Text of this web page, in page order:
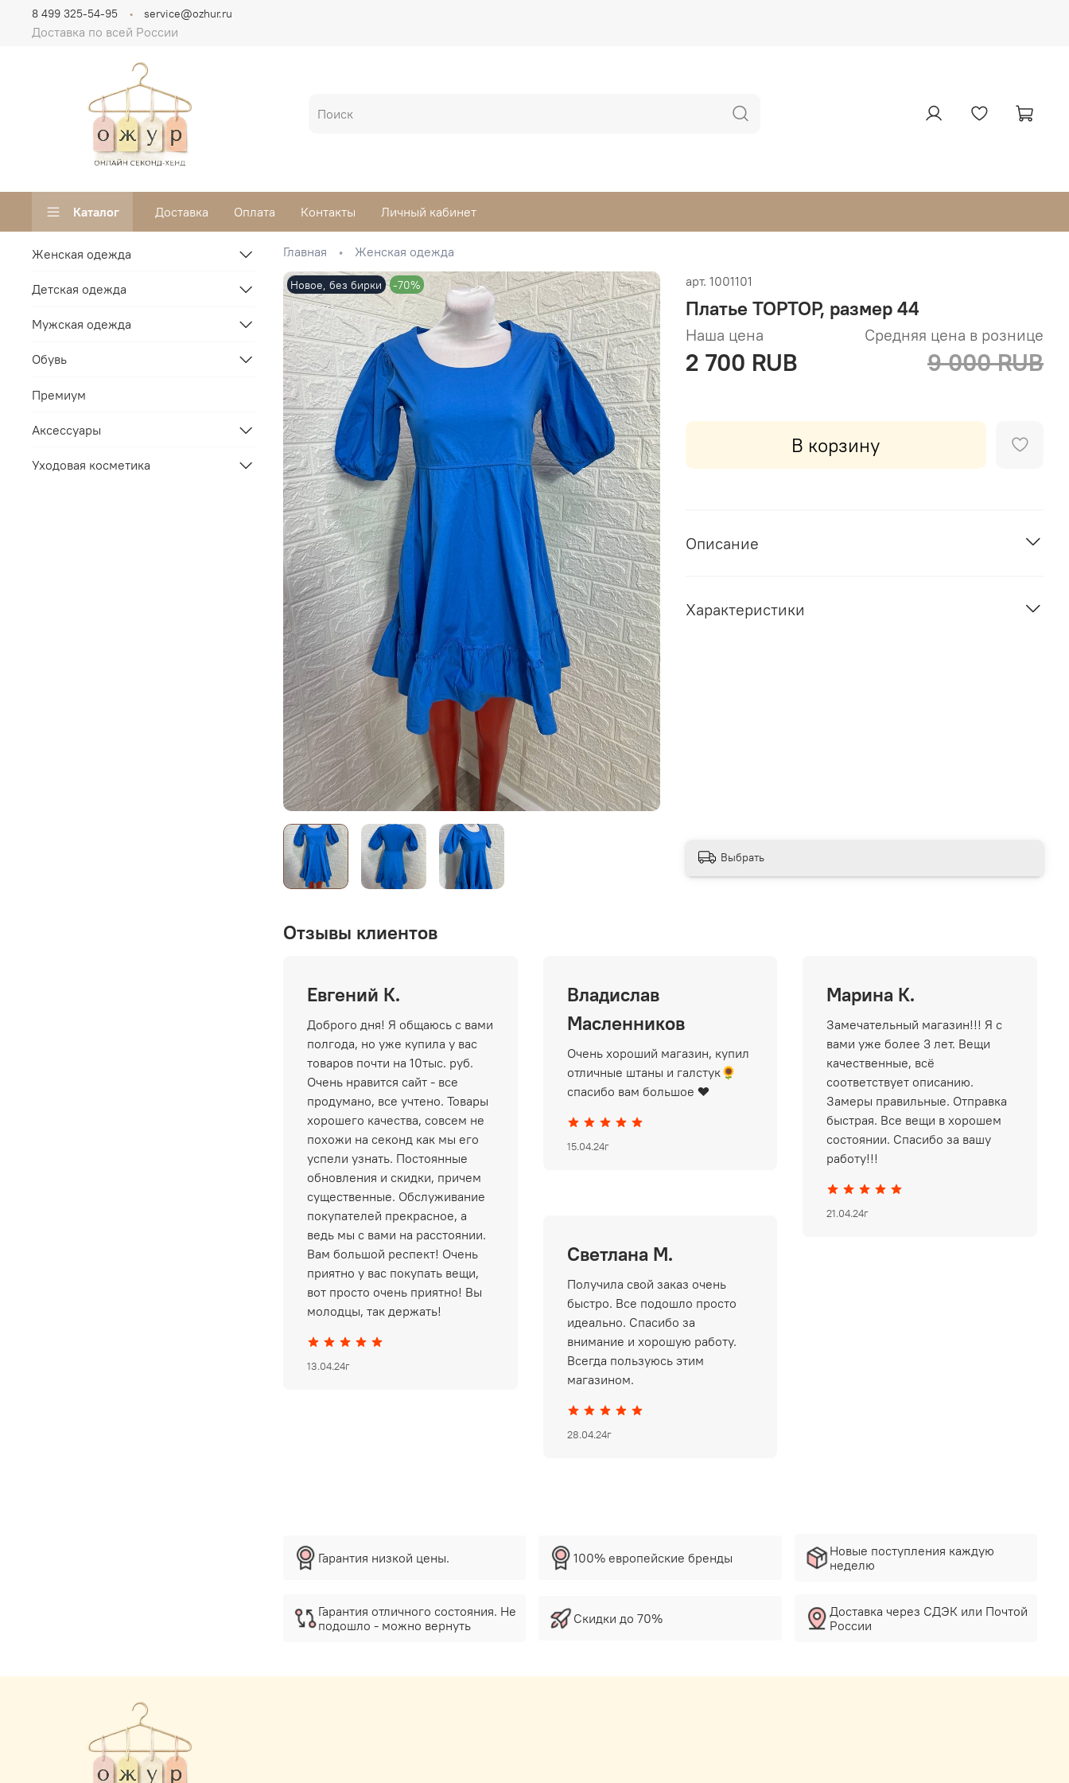
Доставка по всей России
8 499 325-54-95 service@ozhur.ru
Каталог Доставка Оплата Контакты Личный кабинет
Главная Женская одежда
Новое, без бирки -70% арт. 1001101
Платье TOPTOP, размер 44
Наша цена
2 700 RUB
Средняя цена в рознице
9 000 RUB
В корзину
Описание
Характеристики
Выбрать
Отзывы клиентов
Евгений К.
Доброго дня! Я общаюсь с вами
полгода, но уже купила у вас
товаров почти на 10тыс. руб.
Очень нравится сайт - все
продумано, все учтено. Товары
хорошего качества, совсем не
похожи на секонд как мы его
успели узнать. Постоянные
обновления и скидки, причем
существенные. Обслуживание
покупателей прекрасное, а
ведь мы с вами на расстоянии.
Вам большой респект! Очень
приятно у вас покупать вещи,
вот просто очень приятно! Вы
молодцы, так держать!
13.04.24г
Владислав
Масленников
Очень хороший магазин, купил
отличные штаны и галстук🌻
спасибо вам большое ❤️
15.04.24г
Марина К.
Замечательный магазин!!! Я с
вами уже более 3 лет. Вещи
качественные, всё
соответствует описанию.
Замеры правильные. Отправка
быстрая. Все вещи в хорошем
состоянии. Спасибо за вашу
работу!!!
21.04.24г
Светлана М.
Получила свой заказ очень
быстро. Все подошло просто
идеально. Спасибо за
внимание и хорошую работу.
Всегда пользуюсь этим
магазином.
28.04.24г
Гарантия низкой цены.
Гарантия отличного состояния. Не
подошло - можно вернуть
100% европейские бренды
Скидки до 70%
Новые поступления каждую
неделю
Доставка через СДЭК или Почтой
России
Женская одежда
Детская одежда
Мужская одежда
Обувь
Премиум
Аксессуары
Уходовая косметика